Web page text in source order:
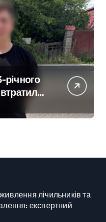
річного
лічильників та
експертний